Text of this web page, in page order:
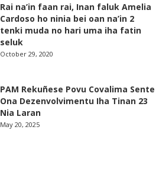
Rai na’in faan rai, Inan faluk Amelia
Cardoso ho ninia bei oan na’in 2
tenki muda no hari uma iha fatin
seluk
October 29, 2020
PAM Rekuñese Povu Covalima Sente
Ona Dezenvolvimentu Iha Tinan 23
Nia Laran
May 20, 2025